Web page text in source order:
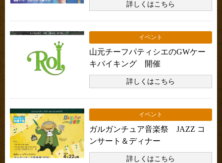
詳しくはこちら
イベント
山元チーフパティシエのGWケー
キバイキング 開催
詳しくはこちら
イベント
ガルガンチュア音楽祭 JAZZ コ
ンサート＆ディナー
詳しくはこちら